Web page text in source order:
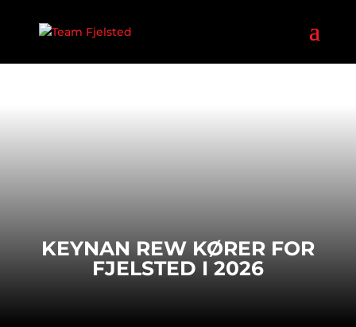
KEYNAN REW KØRER FOR
FJELSTED I 2026